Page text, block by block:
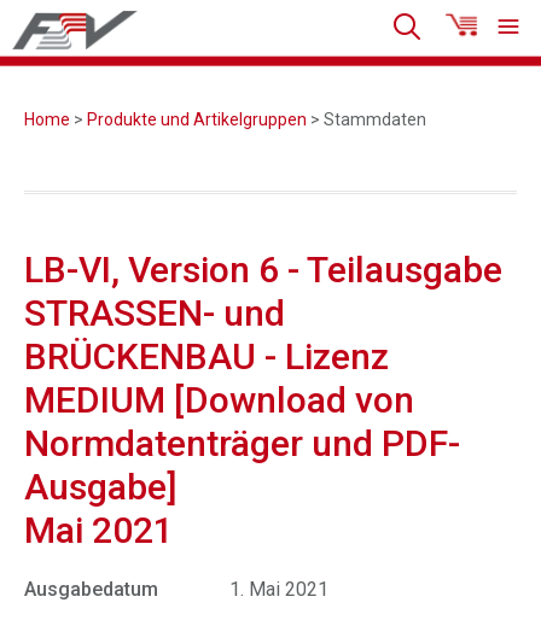
Home > Produkte und Artikelgruppen > Stammdaten
LB-VI, Version 6 - Teilausgabe
STRASSEN- und
BRÜCKENBAU - Lizenz
MEDIUM [Download von
Normdatenträger und PDF-
Ausgabe]
Mai 2021
Ausgabedatum 1. Mai 2021